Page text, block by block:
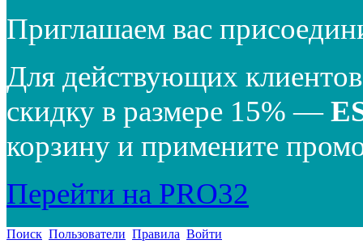
Приглашаем вас
Для действующих
скидку в размере 15% —
корзину и примените
Перейти на PRO32
Поиск Пользователи Правила Войти